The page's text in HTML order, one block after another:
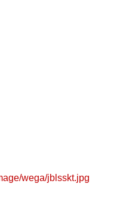
wega/jblsskt.jpg